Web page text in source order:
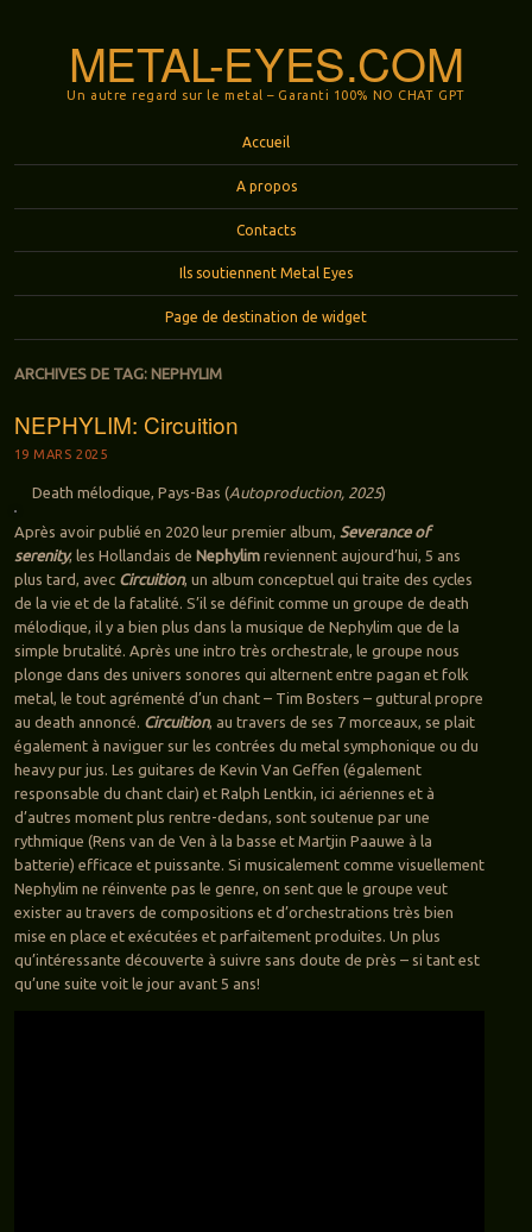
METAL-EYES.COM
Un autre regard sur le metal – Garanti 100% NO CHAT GPT
Accueil
A propos
Contacts
Ils soutiennent Metal Eyes
Page de destination de widget
ARCHIVES DE TAG: NEPHYLIM
NEPHYLIM: Circuition
19 MARS 2025
Death mélodique, Pays-Bas (Autoproduction, 2025)
Après avoir publié en 2020 leur premier album, Severance of
serenity, les Hollandais de Nephylimreviennent aujourd’hui, 5 ans
plus tard, avec Circuition, un album conceptuel qui traite des cycles
de la vie et de la fatalité. S’il se définit comme un groupe de death
mélodique, il y a bien plus dans la musique de Nephylim que de la
simple brutalité. Après une intro très orchestrale, le groupe nous
plonge dans des univers sonores qui alternent entre pagan et folk
metal, le tout agrémenté d’un chant – Tim Bosters – guttural propre
au death annoncé. Circuition, au travers de ses 7 morceaux, se plait
également à naviguer sur les contrées du metal symphonique ou du
heavy pur jus. Les guitares de Kevin Van Geffen (également
responsable du chant clair) et Ralph Lentkin, ici aériennes et à
d’autres moment plus rentre-dedans, sont soutenue par une
rythmique (Rens van de Ven à la basse et Martjin Paauwe à la
batterie) efficace et puissante. Si musicalement comme visuellement
Nephylim ne réinvente pas le genre, on sent que le groupe veut
exister au travers de compositions et d’orchestrations très bien
mise en place et exécutées et parfaitement produites. Un plus
qu’intéressante découverte à suivre sans doute de près – si tant est
qu’une suite voit le jour avant 5 ans!